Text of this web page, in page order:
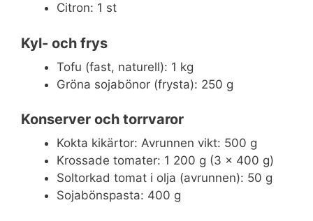
Citron: 1 st
Kyl- och frys
Tofu (fast, naturell): 1 kg
Gröna sojabönor (frysta): 250 g
Konserver och torrvaror
Kokta kikärtor: Avrunnen vikt: 500 g
Krossade tomater: 1 200 g (3 x 400 g)
Soltorkad tomat i olja (avrunnen): 50 g
Sojabönspasta: 400 g